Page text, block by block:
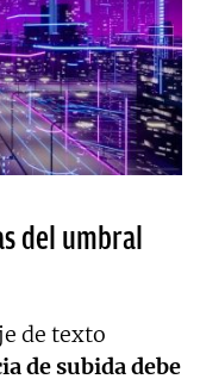
del umbral
de texto
de subida debe